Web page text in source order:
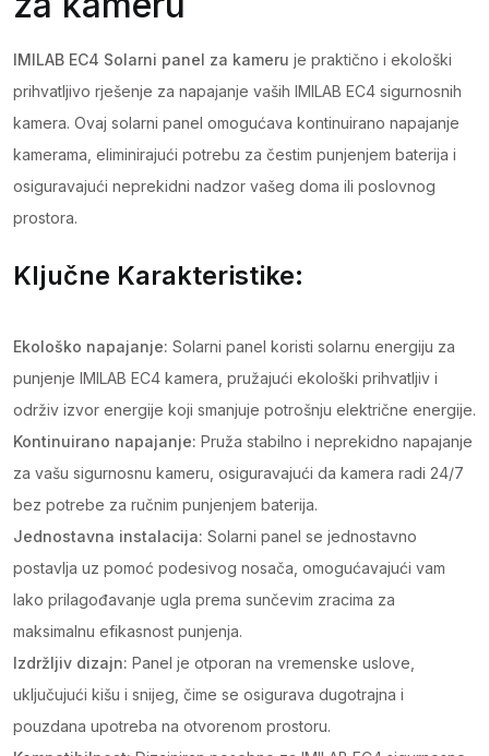
IMILAB EC4 Solarni panel za kameru je praktično i ekološki
prihvatljivo rješenje za napajanje vaših IMILAB EC4 sigurnosnih
kamera. Ovaj solarni panel omogućava kontinuirano napajanje
kamerama, eliminirajući potrebu za čestim punjenjem baterija i
osiguravajući neprekidni nadzor vašeg doma ili poslovnog
prostora.
Ključne Karakteristike:
Ekološko napajanje: Solarni panel koristi solarnu energiju za
punjenje IMILAB EC4 kamera, pružajući ekološki prihvatljiv i
održiv izvor energije koji smanjuje potrošnju električne energije.
Kontinuirano napajanje: Pruža stabilno i neprekidno napajanje
za vašu sigurnosnu kameru, osiguravajući da kamera radi 24/7
bez potrebe za ručnim punjenjem baterija.
Jednostavna instalacija: Solarni panel se jednostavno
postavlja uz pomoć podesivog nosača, omogućavajući vam
lako prilagođavanje ugla prema sunčevim zracima za
maksimalnu efikasnost punjenja.
Izdržljiv dizajn: Panel je otporan na vremenske uslove,
uključujući kišu i snijeg, čime se osigurava dugotrajna i
pouzdana upotreba na otvorenom prostoru.